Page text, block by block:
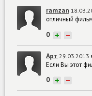
ramzan
отличный
0 + −
Арт 29.03.2013
Если Вы этот
0 + −